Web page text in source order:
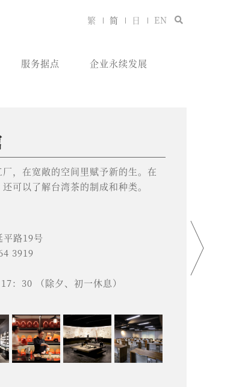
服务据点 企业永续发展
繁 简 日 EN
，在宽敞的空间里赋予新的生。在
可以了解台湾茶的制成和种类。
路19号
3919
：30 （除夕、初一休息）
市
的一间门市，细心整修，改装成分
丽水街7巷5号1楼
：30 （除夕、初一休息）
Tea House
CA 91006, USA
苏州大道东456号二楼
道89号 新光天地 1层 B区
下区万科大都会花园8号楼1-101号
湖区铺安街金海湾西侧
斯诺普列森斯卡亚堤岸街12号
） WTC Moscow（莫斯科世
：00